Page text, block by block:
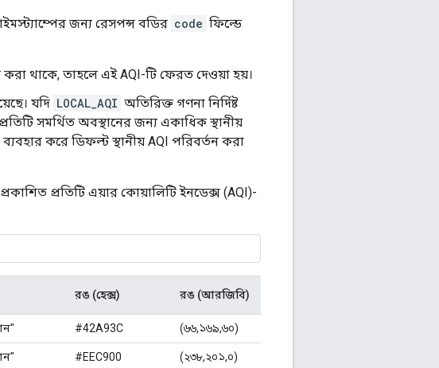
জন্য রেসপন্স বডির code ফিল্ডে
করা থাকে, তাহলে এই AQI-টি ফেরত দেওয়া হয়।
যদি LOCAL_AQI অতিরিক্ত গণনা নির্দিষ্ট
সমর্থিত অবস্থানের জন্য একাধিক স্থানীয়
ব্যবহার করে ডিফল্ট স্থানীয় AQI পরিবর্তন করা
প্রতিটি এয়ার কোয়ালিটি ইনডেক্স (AQI)-
রঙ (হেক্স) রঙ (আরজিবি)
#42A93C (৬৬,১৬৯,৬০)
#EEC900 (২৩৮,২০১,০)